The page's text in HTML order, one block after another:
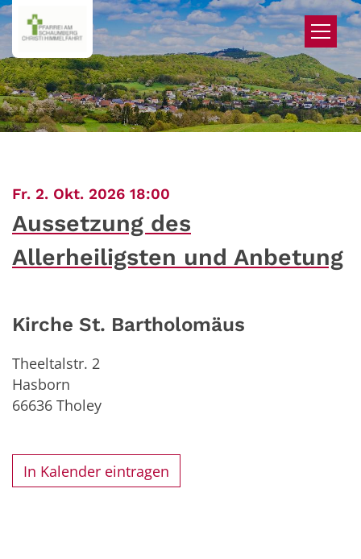
Zum Inhalt springen
Fr. 2. Okt. 2026 18:00
Aussetzung des
Allerheiligsten und Anbetung
Kirche St. Bartholomäus
Theeltalstr. 2
Hasborn
66636 Tholey
In Kalender eintragen